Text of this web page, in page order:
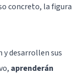
concreto, la figura
y desarrollen sus
aprenderán